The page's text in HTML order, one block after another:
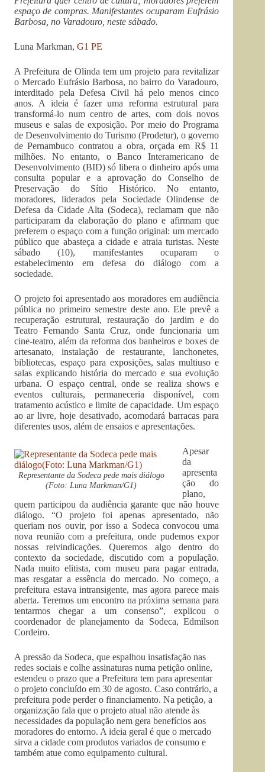
espaço de compras. Manifestantes ocuparam Eufrásio
Barbosa, no Varadouro, neste sábado.
Luna Markman, G1 PE
A Prefeitura de Olinda tem um projeto para revitalizar
o Mercado Eufrásio Barbosa, no bairro do Varadouro,
interditado pela Defesa Civil há pelo menos cinco
anos. A ideia é fazer uma reforma estrutural para
transformá-lo num centro de artes, com dois novos
museus e salas de exposição. Por meio do Programa
de Desenvolvimento do Turismo (Prodetur), o governo
de Pernambuco contratou a obra, orçada em R$ 11
milhões. No entanto, o Banco Interamericano de
Desenvolvimento (BID) só libera o dinheiro após uma
consulta popular e a aprovação do Conselho de
Preservação do Sítio Histórico. No entanto,
moradores, liderados pela Sociedade Olindense de
Defesa da Cidade Alta (Sodeca), reclamam que não
participaram da elaboração do plano e afirmam que
preferem o espaço com a função original: um mercado
público que abasteça a cidade e atraia turistas. Neste
sábado (10), manifestantes ocuparam o
estabelecimento em defesa do diálogo com a
sociedade.
O projeto foi apresentado aos moradores em audiência
pública no primeiro semestre deste ano. Ele prevê a
recuperação estrutural, restauração do jardim e do
Teatro Fernando Santa Cruz, onde funcionaria um
cine-teatro, além da reforma dos banheiros e boxes de
artesanato, instalação de restaurante, lanchonetes,
bibliotecas, espaço para exposições, salas multiuso e
salas explicando história do mercado e sua evolução
urbana. O espaço central, onde se realiza shows e
eventos culturais, permaneceria disponível, com
tratamento acústico e limite de capacidade. Um espaço
ao ar livre, hoje desativado, acomodará barracas para
diferentes usos, além de ensaios e apresentações.
Representante da Sodeca pede mais diálogo
(Foto: Luna Markman/G1)
Apesar
da
apresenta
ção do
plano,
quem participou da audiência garante que não houve
diálogo. “O projeto foi apenas apresentado, não
queriam nos ouvir, por isso a Sodeca convocou uma
nova reunião com a prefeitura, onde pudemos expor
nossas reivindicações. Queremos algo dentro do
contexto da sociedade, discutido com a população.
Nada muito elitista, com museu para pagar entrada,
mas resgatar a essência do mercado. No começo, a
prefeitura estava intransigente, mas agora parece mais
aberta. Teremos um encontro na próxima semana para
tentarmos chegar a um consenso”, explicou o
coordenador de planejamento da Sodeca, Edmilson
Cordeiro.
A pressão da Sodeca, que espalhou insatisfação nas
redes sociais e colhe assinaturas numa petição online,
estendeu o prazo que a Prefeitura tem para apresentar
o projeto concluído em 30 de agosto. Caso contrário, a
prefeitura pode perder o financiamento. Na petição, a
organização fala que o projeto atual não atende às
necessidades da população nem gera benefícios aos
moradores do entorno. A ideia geral é que o mercado
sirva a cidade com produtos variados de consumo e
também atue como equipamento cultural.